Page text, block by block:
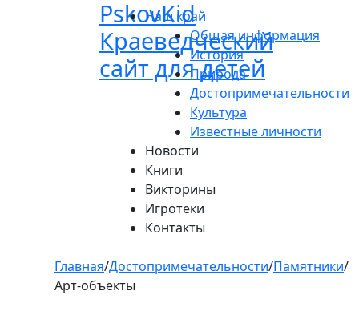
PskovKid
Краеведческий
сайт для детей
Наш край
Общая информация
История
Природа
Достопримечательности
Культура
Известные личности
Новости
Книги
Викторины
Игротеки
Контакты
Главная/Достопримечательности/Памятники/
Арт-объекты